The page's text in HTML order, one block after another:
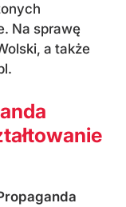
Na sprawę
a także